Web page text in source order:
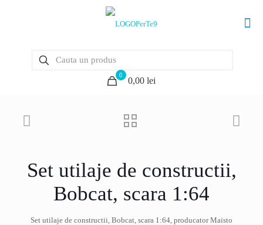
0
0,00 lei
Set utilaje de constructii,
Bobcat, scara 1:64
Set utilaje de constructii, Bobcat, scara 1:64, producator Maisto